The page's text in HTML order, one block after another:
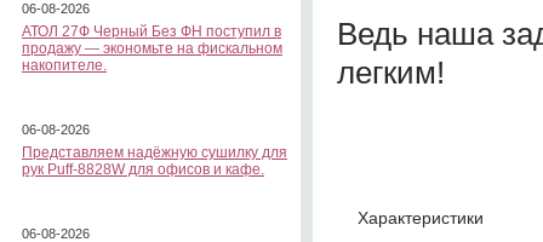
06-08-2026
АТОЛ 27Ф Черный Без ФН поступил в
продажу — экономьте на фискальном
накопителе.
06-08-2026
Представляем надёжную сушилку для
рук Puff-8828W для офисов и кафе.
06-08-2026
Ведь наша
легким!
Характеристики